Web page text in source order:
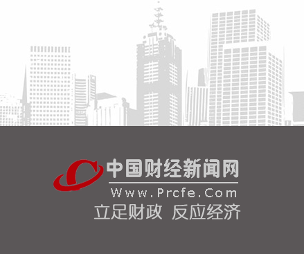
乌克兰空军8日在社交媒体称，乌克兰首都基辅，以
及敖德萨州等多地有无人机来袭风险。基辅市军事管
理局称，由于无人机和弹道导弹威胁，基辅市拉响防
空警报。该部门还称，基辅一处燃料库起火，但未说
明具体原因。 据俄罗斯方面8日凌晨消息，俄罗斯萨
马拉州、萨拉托夫州等多地有导弹来袭风险。今天已
有十多个俄罗斯机场暂停航班起降。
根据国融基金8月8日公告，总经理毛灵俊因个人原因
离任，总经理职位暂由张圆辉代任。根据国融基金安
排，该公司董事会选举韩光华拟任公司总经理，待韩
光华完成相关程序后履职。